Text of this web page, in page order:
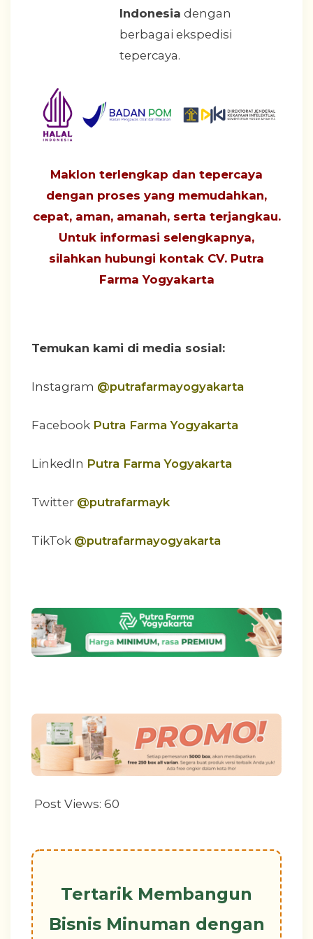
Indonesia dengan
berbagai ekspedisi
tepercaya.
Maklon terlengkap dan tepercaya
dengan proses yang memudahkan,
cepat, aman, amanah, serta terjangkau.
Untuk informasi selengkapnya,
silahkan hubungi kontak CV. Putra
Farma Yogyakarta
Temukan kami di media sosial:
Instagram @putrafarmayogyakarta
Facebook Putra Farma Yogyakarta
LinkedIn Putra Farma Yogyakarta
Twitter @putrafarmayk
TikTok @putrafarmayogyakarta
Post Views: 60
Tertarik Membangun
Bisnis Minuman dengan